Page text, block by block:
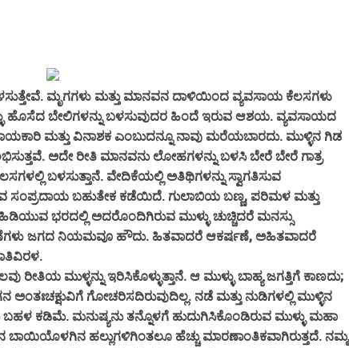
ಮೃಗಗಳು ಮತ್ತು ಮಾನವನ ದಾಳಿಯಿಂದ ವ್ಯವಸಾಯ ಕೆಲಸಗಳು
ಹೊಸೆದ ಬೇಲಿಗಳನ್ನು ಬಳಸುವುದರ ಹಿಂದೆ ಇರುವ ಆಶಯ. ವ್ಯವಸಾಯದ
ಮತ್ತು ವಿನಾಶಕ ಎಂಬುದನ್ನೂ ನಾವು ಮರೆಯಬಾರದು. ಮುಳ್ಳಿನ ಗಿಡ
ಅದೇ ರೀತಿ ಮಾನವನು ಲೋಹಗಳನ್ನು ಬಳಸಿ ಬೇರೆ ಬೇರೆ ಗಾತ್ರ
ಬಳಸುತ್ತಾನೆ. ವೇದಿಕೆಯಲ್ಲಿ ಅತಿಥಿಗಳನ್ನು ಸ್ವಾಗತಿಸುವ
ಸಂಪ್ರದಾಯ ಬಹುತೇಕ ಕಡೆಯಿದೆ. ಗುಲಾಬಿಯ ಬಣ್ಣ, ಪರಿಮಳ ಮತ್ತು
ಭರದಲ್ಲಿ ಅದರೊಂದಿಗಿರುವ ಮುಳ್ಳು ಚುಚ್ಚಿದರೆ ಮನಸ್ಸು
ಜಗದ ನಿಯಮವೂ ಹೌದು. ಹಿತವಾದರೆ ಆಕರ್ಷಣೆ, ಅಹಿತವಾದರೆ
ರೀತಿಯ ಮುಳ್ಳನ್ನು ಇರಿಸಿಕೊಳ್ಳುತ್ತಾನೆ. ಆ ಮುಳ್ಳು ಬಾಹ್ಯ ಜಗತ್ತಿಗೆ ಕಾಣದು;
ಗೋಚರಿಸದಿರುವುದಿಲ್ಲ. ನಡೆ ಮತ್ತು ನುಡಿಗಳಲ್ಲಿ ಮುಳ್ಳಿನ
ಕಡಿಮೆ. ಮನುಷ್ಯನು ತನ್ನೊಳಗೆ ಹುದುಗಿಸಿಕೊಂಡಿರುವ ಮುಳ್ಳು ಮಹಾ
ಹಲ್ಲುಗಳಿಗಿಂತಲೂ ಹೆಚ್ಚು ಮಾರಣಾಂತಿಕವಾಗಿರುತ್ತದೆ. ನಮ್ಮ